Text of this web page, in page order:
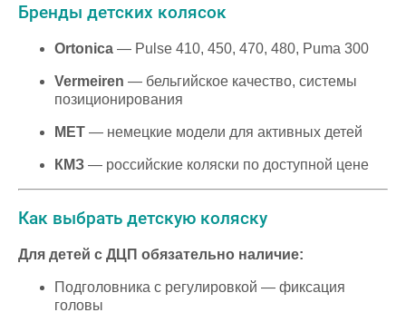
Бренды детских колясок
Ortonica — Pulse 410, 450, 470, 480, Puma 300
Vermeiren — бельгийское качество, системы
позиционирования
MET — немецкие модели для активных детей
КМЗ — российские коляски по доступной цене
Как выбрать детскую коляску
Для детей с ДЦП обязательно наличие:
Подголовника с регулировкой — фиксация
головы